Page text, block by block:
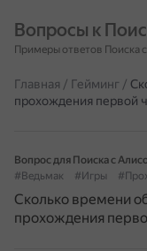
Вопросы к
Примеры ответов Поиска
Главная / Гейминг /
прохождения первой
Вопрос для Поиска с
#Ведьмак
#Игры
Сколько времени
прохождения